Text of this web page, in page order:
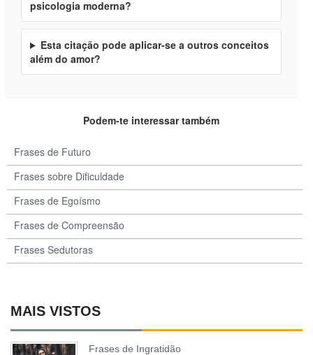
psicologia moderna?
Esta citação pode aplicar-se a outros conceitos
além do amor?
Podem-te interessar também
Frases de Futuro
Frases sobre Dificuldade
Frases de Egoísmo
Frases de Compreensão
Frases Sedutoras
MAIS VISTOS
Frases de Ingratidão